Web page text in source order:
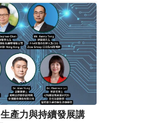
產力與持續發展講